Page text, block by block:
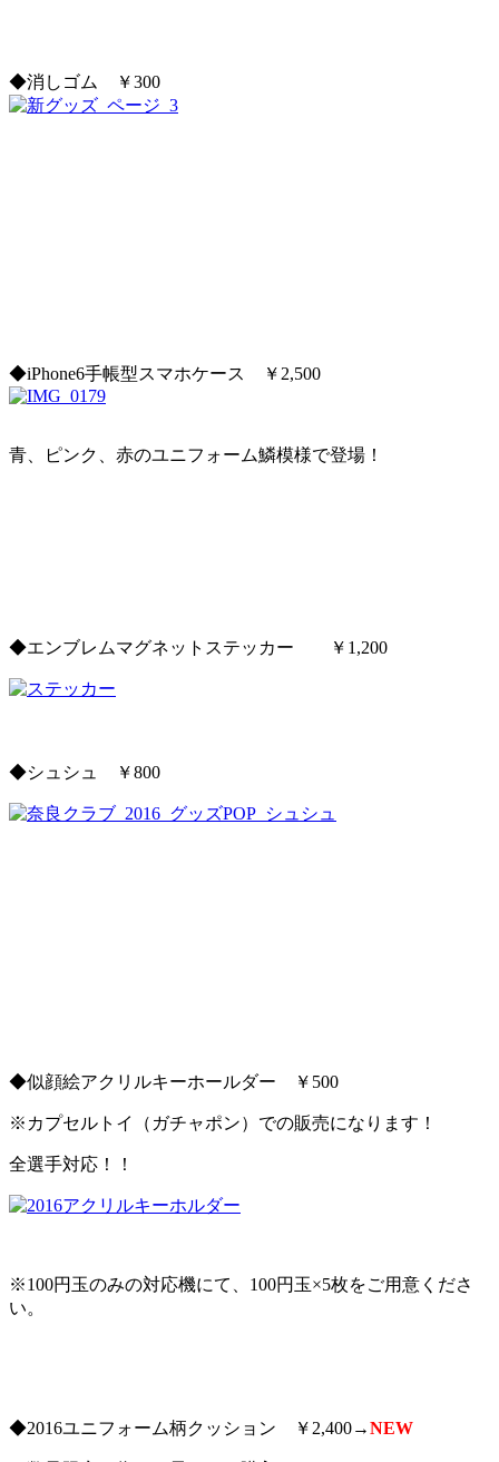
◆消しゴム ￥300
◆iPhone6手帳型スマホケース ￥2,500
青、ピンク、赤のユニフォーム鱗模様で登場！
◆エンブレムマグネットステッカー ￥1,200
◆シュシュ ￥800
◆似顔絵アクリルキーホールダー ￥500
※カプセルトイ（ガチャポン）での販売になります！
全選手対応！！
※100円玉のみの対応機にて、100円玉×5枚をご用意くださ
い。
◆2016ユニフォーム柄クッション ￥2,400→NEW